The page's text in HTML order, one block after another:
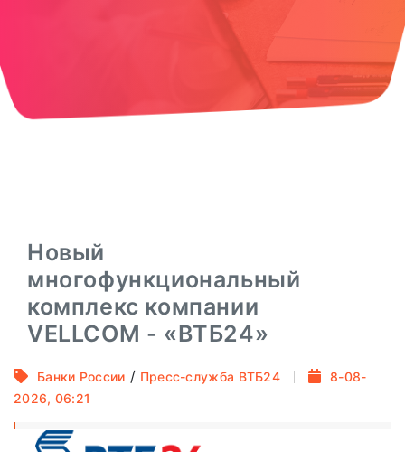
Новый
многофункциональный
комплекс компании
VELLCOM - «ВТБ24»
Банки России / Пресс-служба ВТБ24
8-08-
2026, 06:21